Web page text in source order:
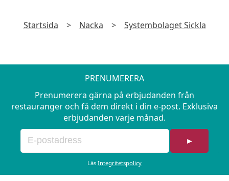
Startsida > Nacka > Systembolaget Sickla
PRENUMERERA
Prenumerera gärna på erbjudanden från
restauranger och få dem direkt i din e-post. Exklusiva
erbjudanden varje månad.
►
Läs Integritetspolicy